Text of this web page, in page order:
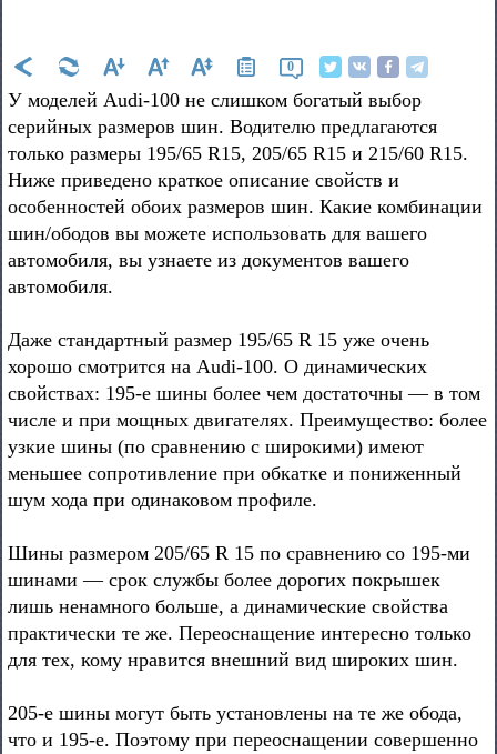
0
У моделей Audi-100 не слишком богатый выбор
серийных размеров шин. Водителю предлагаются
только размеры 195/65 R15, 205/65 R15 и 215/60 R15.
Ниже приведено краткое описание свойств и
особенностей обоих размеров шин. Какие комбинации
шин/ободов вы можете использовать для вашего
автомобиля, вы узнаете из документов вашего
автомобиля.
Даже стандартный размер 195/65 R 15 уже очень
хорошо смотрится на Audi-100. О динамических
свойствах: 195-е шины более чем достаточны — в том
числе и при мощных двигателях. Преимущество: более
узкие шины (по сравнению с широкими) имеют
меньшее сопротивление при обкатке и пониженный
шум хода при одинаковом профиле.
Шины размером 205/65 R 15 по сравнению со 195-ми
шинами — срок службы более дорогих покрышек
лишь ненамного больше, а динамические свойства
практически те же. Переоснащение интересно только
для тех, кому нравится внешний вид широких шин.
205-е шины могут быть установлены на те же обода,
что и 195-е. Поэтому при переоснащении совершенно